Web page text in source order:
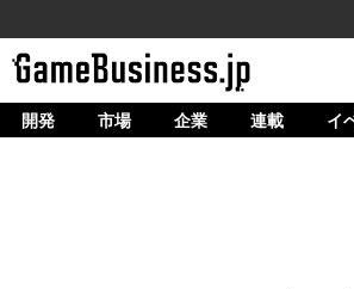
ホーム
開発 市場 企業 連載 イ